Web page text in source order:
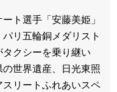
ト選手「安藤美姫」
リ五輪銅メダリスト
クシーを乗り継い
世界遺産、日光東照
リートふれあいスペ